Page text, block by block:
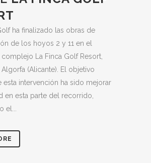
ha finalizado las obras de
de los hoyos 2 y 11 en el
La Finca Golf Resort,
(Alicante). El objetivo
esta intervención ha sido mejorar
en esta parte del recorrido,
el...